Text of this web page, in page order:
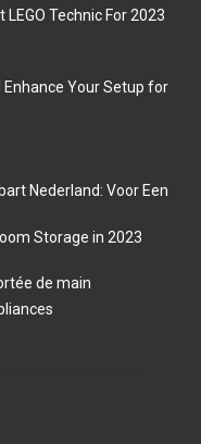
Technic For 2023
Enhance Your Setup for
Nederland: Voor Een
Storage in 2023
de main